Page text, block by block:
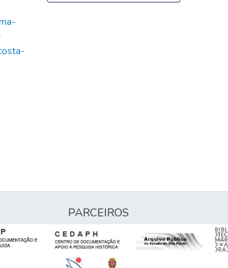
PARCEIROS